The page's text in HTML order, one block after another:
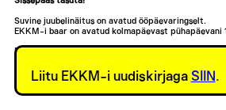
Suvine juubelinäitus on avatud ööpäevaringselt.
EKKM-i baar on avatud kolmapäevast pühapäevani
Facebook
Liitu EKKM-i uudiskirjaga SIIN .